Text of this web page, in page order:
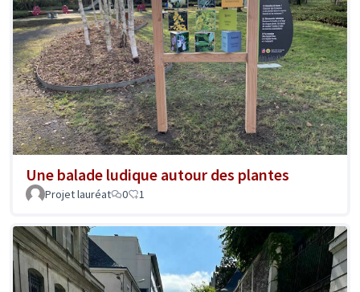
Une balade ludique autour des plantes
Projet lauréat 0 1